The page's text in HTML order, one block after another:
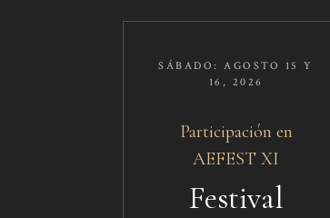
SÁBADO: AGOSTO 15 Y
16, 2026
Participación en
AEFEST XI
Festival